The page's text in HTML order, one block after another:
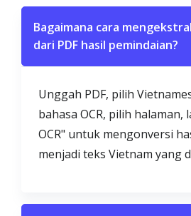
Bagaimana cara
dari PDF hasil pemindaian?
Unggah PDF, pilih
bahasa OCR, pilih halaman,
OCR" untuk mengonversi
menjadi teks Vietnam yang